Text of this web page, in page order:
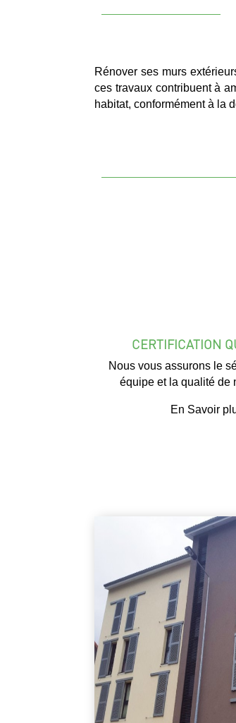
Rénover ses murs
ces travaux contribuent à
habitat, conformément à la
CERTIFICATION
Nous vous assurons le
équipe et la qualité de
En Savoir